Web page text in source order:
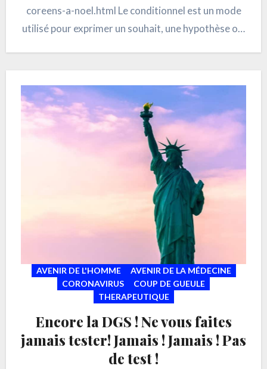
coreens-a-noel.html Le conditionnel est un mode
utilisé pour exprimer un souhait, une hypothèse ou,
AVENIR DE L'HOMME
AVENIR DE LA MÉDECINE
CORONAVIRUS
COUP DE GUEULE
THERAPEUTIQUE
Encore la DGS ! Ne vous faites
jamais tester! Jamais ! Jamais ! Pas
de test !